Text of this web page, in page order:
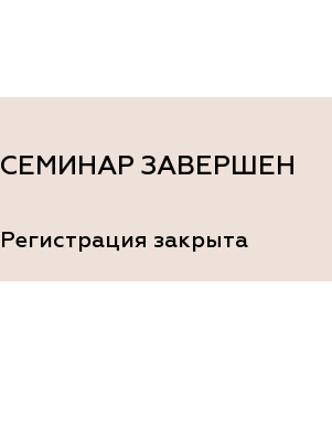
СЕМИНАР ЗАВЕРШЕН
Регистрация закрыта